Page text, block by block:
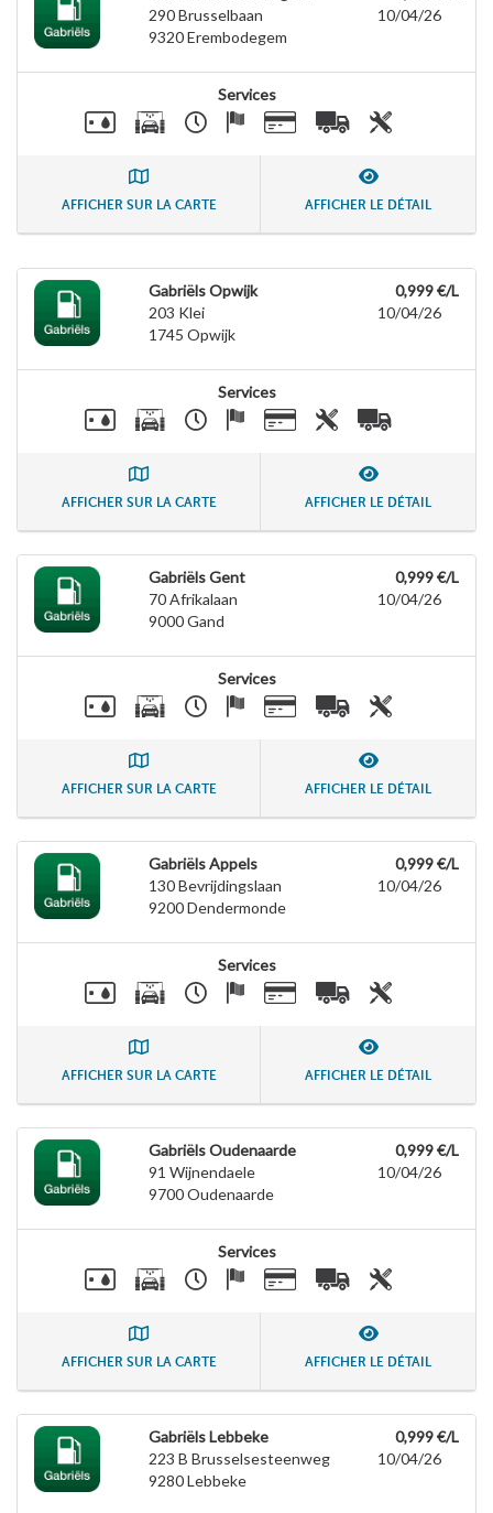
290 Brusselbaan
9320Erembodegem
10/04/26
Services
AFFICHER SUR LA CARTE AFFICHER LE DÉTAIL
Gabriëls Opwijk
203 Klei
1745 Opwijk
0,999 €/L
10/04/26
Services
AFFICHER SUR LA CARTE AFFICHER LE DÉTAIL
Gabriëls Gent
70 Afrikalaan
9000Gand
0,999 €/L
10/04/26
Services
AFFICHER SUR LA CARTE AFFICHER LE DÉTAIL
Gabriëls Appels
130 Bevrijdingslaan
9200Dendermonde
0,999 €/L
10/04/26
Services
AFFICHER SUR LA CARTE AFFICHER LE DÉTAIL
Gabriëls Oudenaarde
91 Wijnendaele
9700Oudenaarde
0,999 €/L
10/04/26
Services
AFFICHER SUR LA CARTE AFFICHER LE DÉTAIL
Gabriëls Lebbeke
223 B Brusselsesteenweg
9280Lebbeke
0,999 €/L
10/04/26